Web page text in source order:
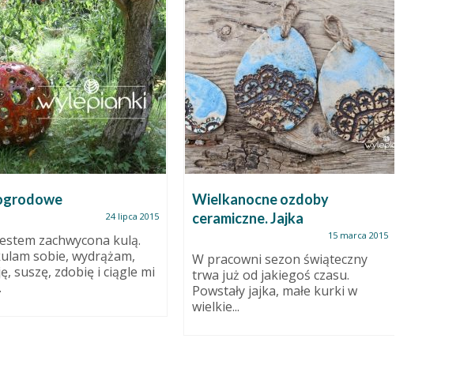
24 lipca 2015
zachwycona kulą.
sobie, wydrążam,
suszę, zdobię i ciągle mi
Wielkanocne ozdoby
ceramiczne. Jajka
15 marca 2015
W pracowni sezon świąteczny
trwa już od jakiegoś czasu.
Powstały jajka, małe kurki w
wielkie...